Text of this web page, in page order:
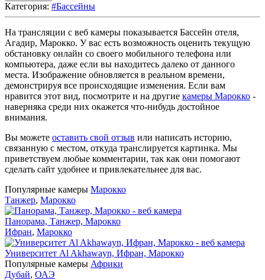
Категория: #Бассейны
На трансляции с веб камеры показывается Бассейн отеля,
Агадир, Марокко. У вас есть возможность оценить текущую
обстановку онлайн со своего мобильного телефона или
компьютера, даже если вы находитесь далеко от данного
места. Изображение обновляется в реальном времени,
демонстрируя все происходящие изменения. Если вам
нравится этот вид, посмотрите и на другие камеры Марокко -
наверняка среди них окажется что-нибудь достойное
внимания.
Вы можете оставить свой отзыв или написать историю,
связанную с местом, откуда транслируется картинка. Мы
приветствуем любые комментарии, так как они помогают
сделать сайт удобнее и привлекательнее для вас.
Популярные камеры Марокко
Танжер, Марокко
Панорама, Танжер, Марокко
Ифран, Марокко
Университет Al Akhawayn, Ифран, Марокко
Популярные камеры Африки
Дубай, ОАЭ